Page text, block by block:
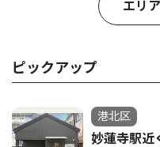
エリ
ピックアップ
港北区
妙蓮寺駅